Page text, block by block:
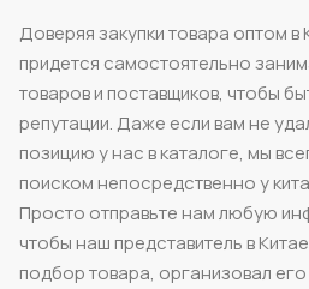
Доверяя закупки товара оптом в
придется самостоятельно
товаров и поставщиков, чтобы
репутации. Даже если вам не
позицию у нас в каталоге, мы
поиском непосредственно у
Просто отправьте нам любую
чтобы наш представитель в
подбор товара, организовал